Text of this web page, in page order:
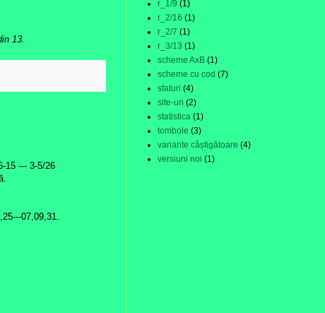
13.
15 --- 3-5/26
07,09,31.
r_1/9 (1)
r_2/16 (1)
r_2/7 (1)
r_3/13 (1)
scheme AxB (1)
scheme cu cod (7)
sfaturi (4)
site-uri (2)
statistica (1)
tombole (3)
variante câștigătoare (4)
versiuni noi (1)